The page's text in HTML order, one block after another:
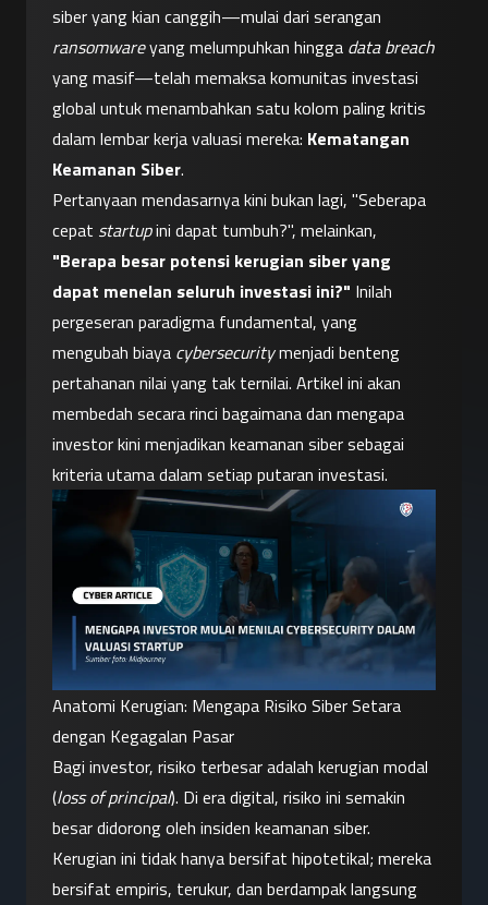
ransomware yang melumpuhkan hingga data breach
yang masif—telah memaksa komunitas investasi
global untuk menambahkan satu kolom paling kritis
dalam lembar kerja valuasi mereka: Kematangan
Keamanan Siber.
Pertanyaan mendasarnya kini bukan lagi, "Seberapa
cepat startup
"Berapa besar potensi kerugian siber yang
dapat menelan seluruh investasi ini?" Inilah
pergeseran paradigma fundamental, yang
mengubah biaya cybersecurity menjadi benteng
pertahanan nilai yang tak ternilai. Artikel ini akan
membedah secara rinci bagaimana dan mengapa
investor kini menjadikan keamanan siber sebagai
kriteria utama dalam setiap putaran investasi.
Anatomi Kerugian: Mengapa Risiko Siber Setara
dengan Kegagalan Pasar
Bagi investor, risiko terbesar adalah kerugian modal
(loss of principal). Di era digital, risiko ini semakin
besar didorong oleh insiden keamanan siber.
Kerugian ini tidak hanya bersifat hipotetikal; mereka
bersifat empiris, terukur, dan berdampak langsung